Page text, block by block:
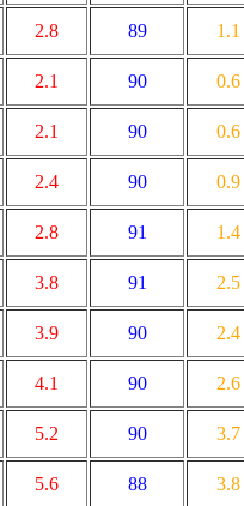
2.8 89
1.1
2.1 90
0.6
2.1 90
0.6
2.4 90
0.9
2.8 91
1.4
3.8 91
2.5
3.9 90
2.4
4.1 90
2.6
5.2 90
3.7
5.6 88
3.8